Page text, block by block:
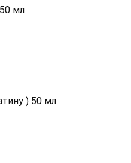
мл
) 50 мл